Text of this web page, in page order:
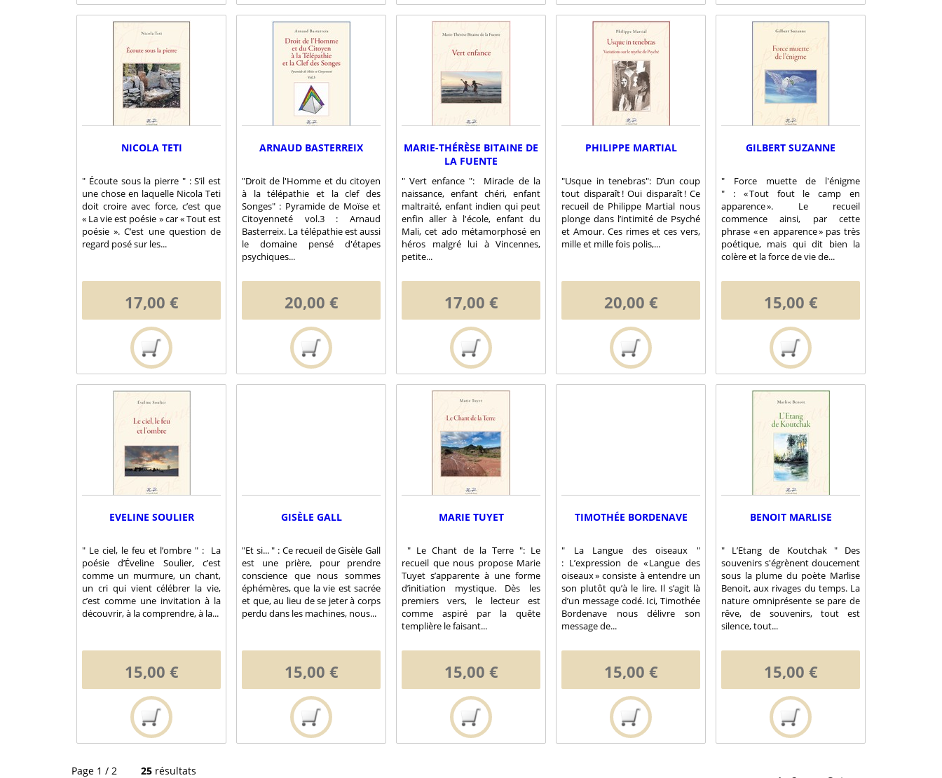
NICOLA TETI
" Écoute sous la pierre " : S’il est
une chose en laquelle Nicola Teti
doit croire avec force, c’est que
« La vie est poésie » car « Tout est
poésie ». C’est une question de
regard posé sur les...
17,00 €
ARNAUD BASTERREIX
"Droit de l'Homme et du citoyen
à la télépathie et la clef des
Songes" : Pyramide de Moïse et
Citoyenneté vol.3 : Arnaud
Basterreix. La télépathie est aussi
le domaine pensé d'étapes
psychiques...
20,00 €
MARIE-THÉRÈSE BITAINE DE
LA FUENTE
" Vert enfance ": Miracle de la
naissance, enfant chéri, enfant
maltraité, enfant indien qui peut
enfin aller à l'école, enfant du
Mali, cet ado métamorphosé en
héros malgré lui à Vincennes,
petite...
17,00 €
PHILIPPE MARTIAL
"Usque in tenebras": D’un coup
tout disparaît ! Oui disparaît ! Ce
recueil de Philippe Martial nous
plonge dans l’intimité de Psyché
et Amour. Ces rimes et ces vers,
mille et mille fois polis,...
20,00 €
GILBERT SUZANNE
" Force muette de l'énigme
" : « Tout fout le camp en
apparence ». Le recueil
commence ainsi, par cette
phrase « en apparence » pas très
poétique, mais qui dit bien la
colère et la force de vie de...
15,00 €
EVELINE SOULIER
" Le ciel, le feu et l’ombre " : La
poésie d’Éveline Soulier, c’est
comme un murmure, un chant,
un cri qui vient célébrer la vie,
c’est comme une invitation à la
découvrir, à la comprendre, à la...
15,00 €
GISÈLE GALL
"Et si... " : Ce recueil de Gisèle Gall
est une prière, pour prendre
conscience que nous sommes
éphémères, que la vie est sacrée
et que, au lieu de se jeter à corps
perdu dans les machines, nous...
15,00 €
MARIE TUYET
" Le Chant de la Terre ": Le
recueil que nous propose Marie
Tuyet s’apparente à une forme
d’initiation mystique. Dès les
premiers vers, le lecteur est
comme aspiré par la quête
templière le faisant...
15,00 €
TIMOTHÉE BORDENAVE
" La Langue des oiseaux "
: L’expression de « Langue des
oiseaux » consiste à entendre un
son plutôt qu’à le lire. Il s’agit là
d’un message codé. Ici, Timothée
Bordenave nous délivre son
message de...
15,00 €
BENOIT MARLISE
" L’Etang de Koutchak " Des
souvenirs s'égrènent doucement
sous la plume du poète Marlise
Benoit, aux rivages du temps. La
nature omniprésente se pare de
rêve, de souvenirs, tout est
silence, tout...
15,00 €
Page 1 / 2 25 résultats